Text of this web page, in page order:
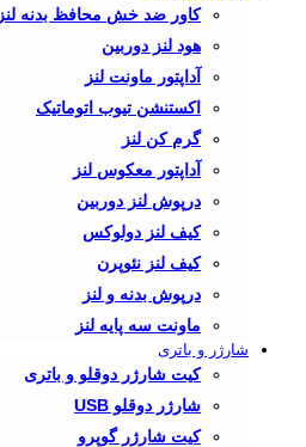
کاور ضد خش محافظ بدنه لنز
هود لنز دوربین
آداپتور ماونت لنز
اکستنشن تیوب اتوماتیک
گرم کن لنز
آداپتور معکوس لنز
درپوش لنز دوربین
کیف لنز دولوکس
کیف لنز نئوپرن
درپوش بدنه و لنز
ماونت سه پایه لنز
شارژر و باتری
کیت شارژر دوقلو و باتری
شارژر دوقلو USB
کیت شارژر گوپرو